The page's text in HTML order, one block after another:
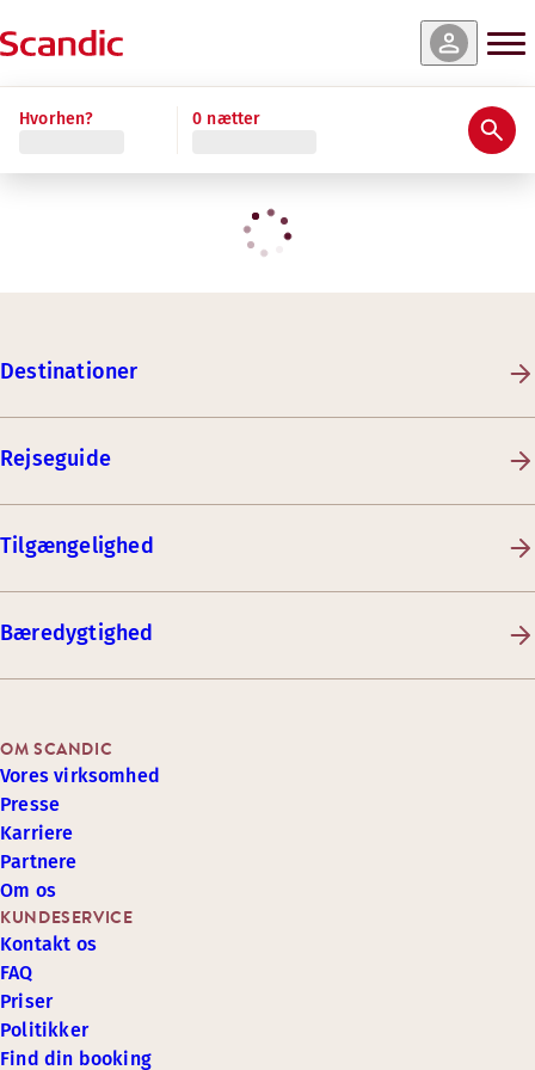
Hvorhen? 0 nætter
Destinationer
Rejseguide
Tilgængelighed
Bæredygtighed
KUNDESERVICE
Kontakt os
FAQ
Priser
Politikker
Find din booking
OM SCANDIC
Vores virksomhed
Presse
Karriere
Partnere
Om os